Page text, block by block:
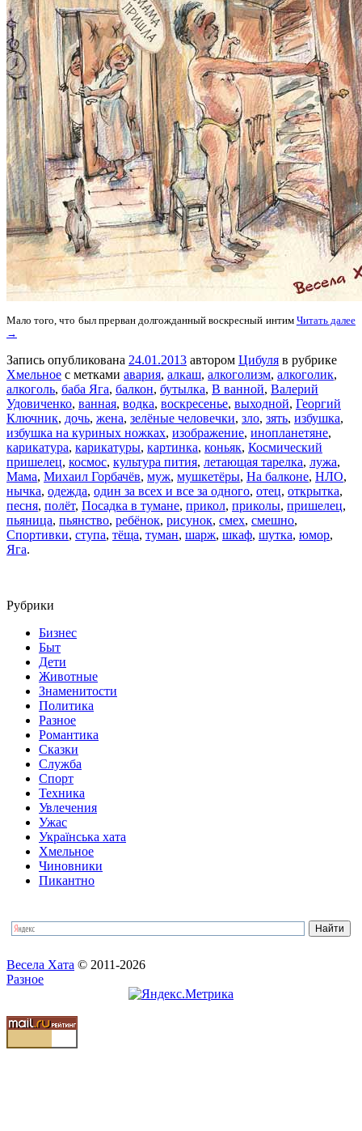
Мало того, что был прерван долгожданный воскресный интим Читать далее
→
Запись опубликована 24.01.2013 автором Цибуля в рубрике
Хмельное с метками авария, алкаш, алкоголизм, алкоголик,
алкоголь, баба Яга, балкон, бутылка, В ванной, Валерий
Удовиченко, ванная, водка, воскресенье, выходной, Георгий
Ключник, дочь, жена, зелёные человечки, зло, зять, избушка,
избушка на куриных ножках, изображение, инопланетяне,
карикатура, карикатуры, картинка, коньяк, Космический
пришелец, космос, культура пития, летающая тарелка, лужа,
Мама, Михаил Горбачёв, муж, мушкетёры, На балконе, НЛО,
нычка, одежда, один за всех и все за одного, отец, открытка,
песня, полёт, Посадка в тумане, прикол, приколы, пришелец,
пьяница, пьянство, ребёнок, рисунок, смех, смешно,
Спортивки, ступа, тёща, туман, шарж, шкаф, шутка, юмор,
Яга.
Рубрики
Бизнес
Быт
Дети
Животные
Знаменитости
Политика
Разное
Романтика
Сказки
Служба
Спорт
Техника
Увлечения
Ужас
Українська хата
Хмельное
Чиновники
Пикантно
Весела Хата © 2011-2026
Разное